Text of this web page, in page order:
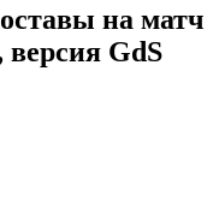
на матч
GdS